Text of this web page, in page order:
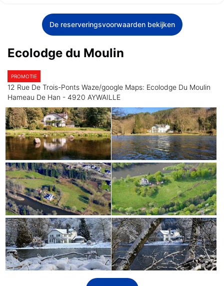
De reserveringsvoorwaarden bekijken
Ecolodge du Moulin
PROMOTIE
12 Rue De Trois-Ponts Waze/google Maps: Ecolodge Du Moulin
Hameau De Han - 4920 AYWAILLE